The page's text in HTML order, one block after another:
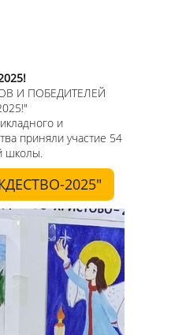
И ПОБЕДИТЕЛЕЙ
и
приняли участие 54
школы.
2025"